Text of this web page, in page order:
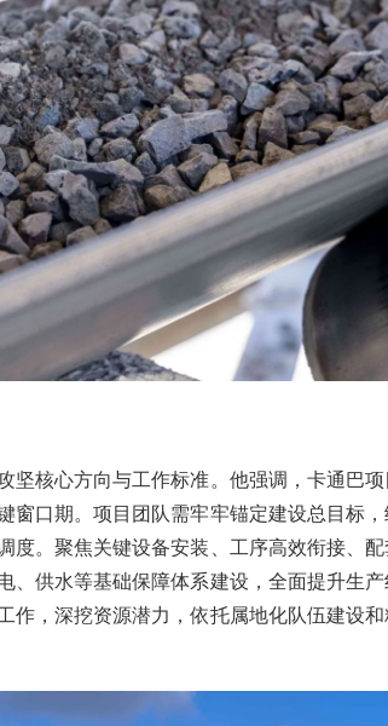
坚核心方向与工作标准。他强调，卡通巴
窗口期。项目团队需牢牢锚定建设总目标
度。聚焦关键设备安装、工序高效衔接、
、供水等基础保障体系建设，全面提升生
作，深挖资源潜力，依托属地化队伍建设和